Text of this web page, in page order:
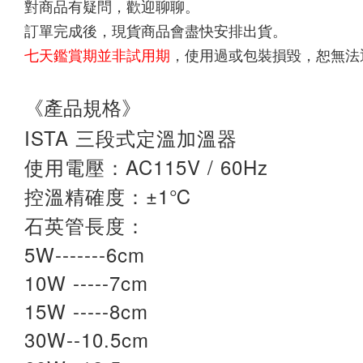
對商品有疑問，歡迎聊聊。
訂單完成後，現貨商品會盡快安排出貨。
七天鑑賞期並非試用期 ，使用過或包裝損毀，恕無
《產品規格》
ISTA 三段式定溫加溫器
使用電壓：AC115V / 60Hz
控溫精確度：±1℃
石英管長度：
5W-------6cm
10W -----7cm
15W -----8cm
30W--10.5cm